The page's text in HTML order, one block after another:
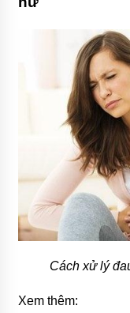
Cách xử lý
Xem thêm: